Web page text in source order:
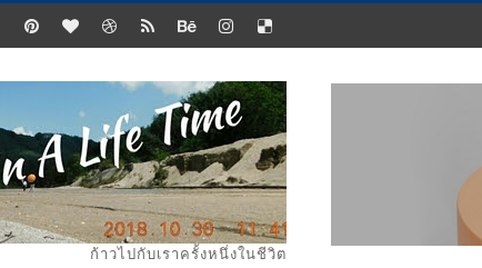
ก้าวไปกับเราครั้งหนึ่งในชีวิต